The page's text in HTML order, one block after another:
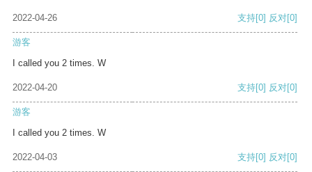
2022-04-26 支持[0] 反对[0]
游客
I called you 2 times. W
2022-04-20 支持[0] 反对[0]
游客
I called you 2 times. W
2022-04-03 支持[0] 反对[0]